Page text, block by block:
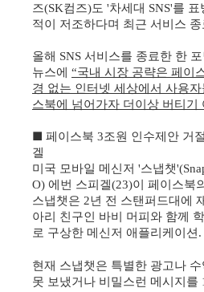
즈(SK컴즈)도 '차세대 SNS'를 표
적이 저조하다며 최근 서비스 종
올해 SNS 서비스를 종료한 한
뉴스에 “국내 시장 공략은 페이
경 없는 인터넷 세상에서 사용
스북에 넘어가자 더이상 버티기
■ 페이스북 3조원 인수제안 거
겔
미국 모바일 메신저 '스냅챗
O) 에번 스피겔(23)이 페이스북
스냅챗은 2년 전 스탠퍼드대에
아리 친구인 바비 머피와 함께
로 구상한 메신저 애플리케이션.
현재 스냅챗은 특별한 광고나
못 보냈거나 비밀스런 메시지를